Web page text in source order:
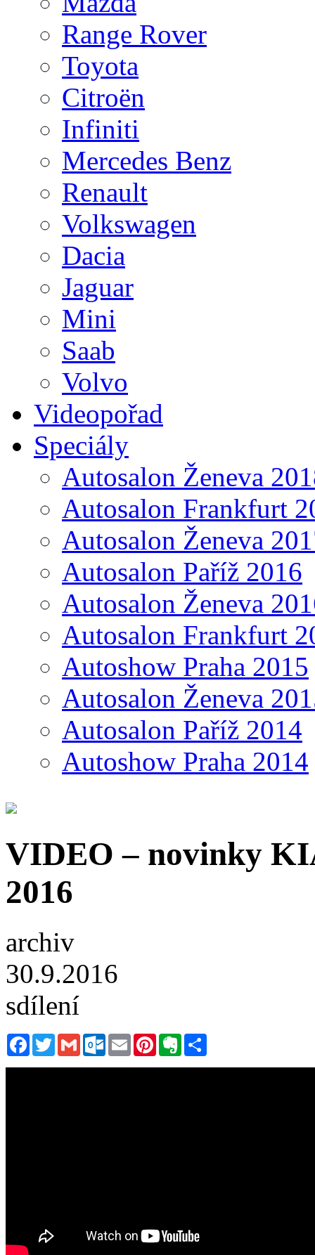
Range Rover
Toyota
Citroën
Infiniti
Mercedes Benz
Renault
Volkswagen
Dacia
Jaguar
Mini
Saab
Volvo
Videopořad
Speciály
Autosalon Ženeva
Autosalon Frankfurt
Autosalon Ženeva
Autosalon Paříž 2016
Autosalon Ženeva
Autosalon Frankfurt
Autoshow Praha 2015
Autosalon Ženeva
Autosalon Paříž 2014
Autoshow Praha 2014
VIDEO – novinky
2016
archiv
30.9.2016
sdílení
FacebookTwitterGmail Outlook.com
Email PinterestEvernote